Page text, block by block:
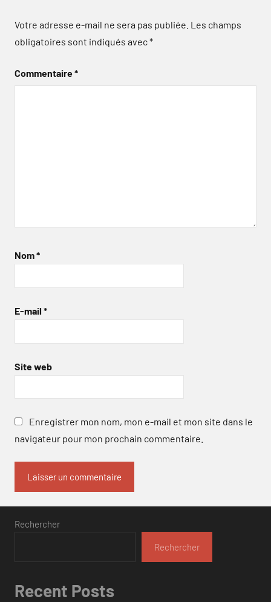
Votre adresse e-mail ne sera pas publiée. Les champs
obligatoires sont indiqués avec*
Commentaire*
Nom*
E-mail *
Site web
Enregistrer mon nom, mon e-mail et mon site dans le
navigateur pour mon prochain commentaire.
Rechercher
Rechercher
Recent Posts